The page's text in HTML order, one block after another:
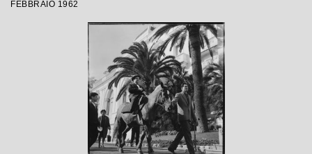
FEBBRAIO 1962